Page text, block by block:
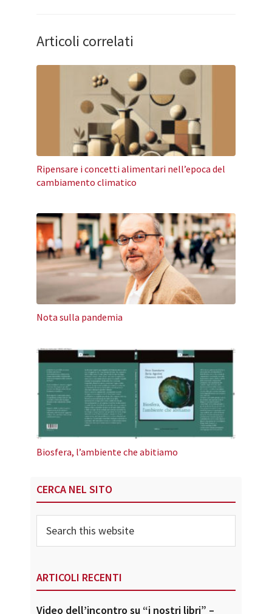
Articoli correlati
Ripensare i concetti alimentari nell’epoca del
cambiamento climatico
Nota sulla pandemia
Biosfera, l’ambiente che abitiamo
Primary
Sidebar
CERCA NEL SITO
this
ARTICOLI RECENTI
Video dell’incontro su “i nostri libri” –